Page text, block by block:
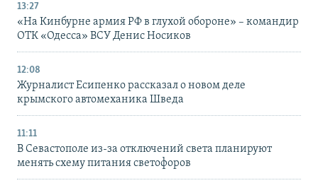
13:27
«На Кинбурне армия РФ в глухой обороне» – командир
ОТК «Одесса» ВСУ Денис Носиков
12:08
Журналист Есипенко рассказал о новом деле
крымского автомеханика Шведа
11:11
В Севастополе из-за отключений света планируют
менять схему питания светофоров